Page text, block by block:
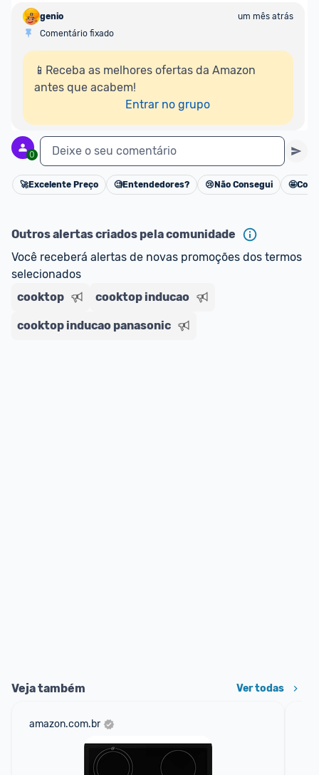
genio
um mês atrás
Comentário fixado
📱Receba as melhores ofertas da Amazon
antes que acabem!
Entrar no grupo
0 Deixe o seu comentário
Cancelar
🚀Excelente Preço 🧐Entendedores? 😢 Não Consegui 🤩
Outros alertas criados pela comunidade
Você receberá alertas de novas promoções dos termos
selecionados
cooktop
cooktop inducao
cooktop inducao panasonic
Veja também Ver todas
amazon.com.br